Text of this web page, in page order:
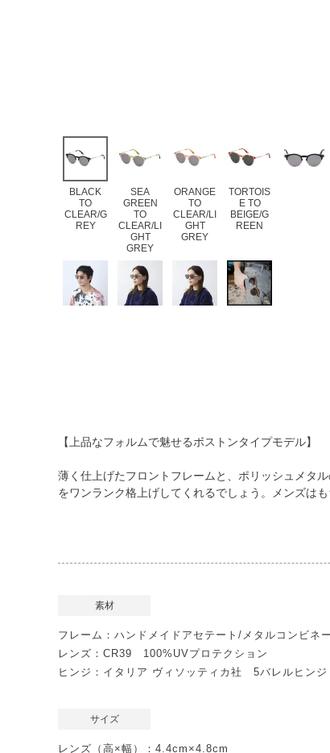
BLACK
TO
CLEAR/G
REY
SEA
GREEN
TO
CLEAR/LI
GHT
GREY
ORANGE
TO
CLEAR/LI
GHT
GREY
TORTOIS
E TO
BEIGE/G
REEN
【上品なフォルムで魅せるボストンタイプモデル】
薄く仕上げたフロントフレームと、ポリッシュメタ
をワンランク格上げしてくれるでしょう。メンズは
素材
フレーム：ハンドメイドアセテート/メタルコンビネ
レンズ：CR39 100%UVプロテクション
ヒンジ：イタリア ヴィソッティカ社 5バレルヒンジ
サイズ
レンズ（高×幅）：4.4cm×4.8cm